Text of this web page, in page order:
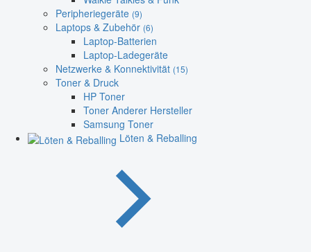
Peripheriegeräte (9)
Laptops & Zubehör (6)
Laptop-Batterien
Laptop-Ladegeräte
Netzwerke & Konnektivität (15)
Toner & Druck
HP Toner
Toner Anderer Hersteller
Samsung Toner
Löten & Reballing